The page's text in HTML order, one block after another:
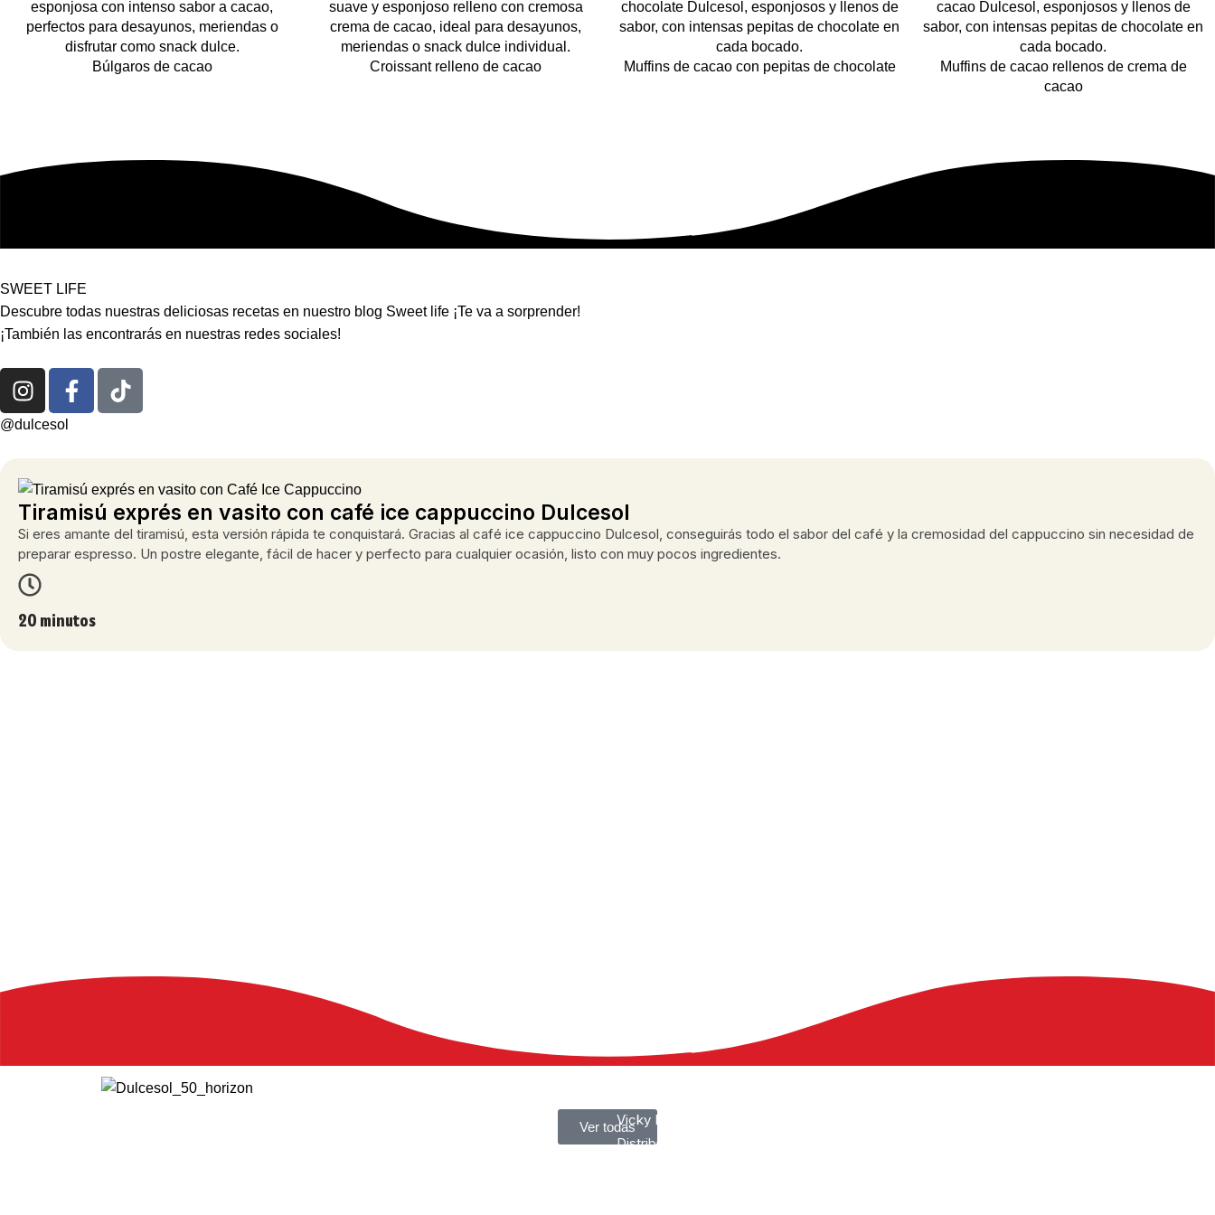
Búlgaros de cacao Croissant relleno de cacao Muffins de cacao con pepitas de chocolate
Muffins de cacao rellenos de crema de
cacao
SWEET LIFE
Descubre todas nuestras deliciosas recetas en nuestro blog Sweet life ¡Te va a sorprender!
¡También las encontrarás en nuestras redes sociales!
@dulcesol
Tiramisú exprés en vasito con café ice cappuccino Dulcesol
Si eres amante del tiramisú, esta versión rápida te conquistará. Gracias al café ice cappuccino Dulcesol, conseguirás todo el sabor del café y la cremosidad del cappuccino sin necesidad de
preparar espresso. Un postre elegante, fácil de hacer y perfecto para cualquier ocasión, listo con muy pocos ingredientes.
20 minutos
Ver todasVicky Foods
Distribuidores – Extranet